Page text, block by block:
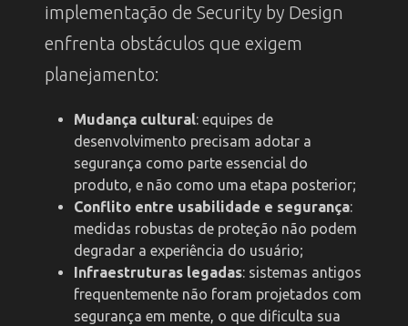
implementação de Security by Design
enfrenta obstáculos que exigem
planejamento:
Mudança cultural: equipes de
desenvolvimento precisam adotar a
segurança como parte essencial do
produto, e não como uma etapa posterior;
Conflito entre usabilidade e segurança:
medidas robustas de proteção não podem
degradar a experiência do usuário;
Infraestruturas legadas: sistemas antigos
frequentemente não foram projetados com
segurança em mente, o que dificulta sua